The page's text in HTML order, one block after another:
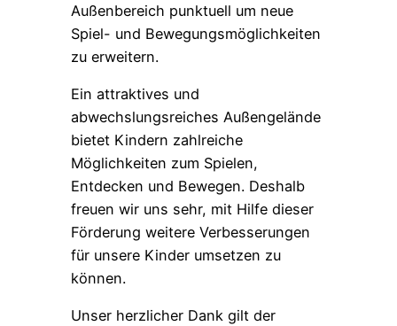
Außenbereich punktuell um neue
Spiel- und Bewegungsmöglichkeiten
zu erweitern.
Ein attraktives und
abwechslungsreiches Außengelände
bietet Kindern zahlreiche
Möglichkeiten zum Spielen,
Entdecken und Bewegen. Deshalb
freuen wir uns sehr, mit Hilfe dieser
Förderung weitere Verbesserungen
für unsere Kinder umsetzen zu
können.
Unser herzlicher Dank gilt der